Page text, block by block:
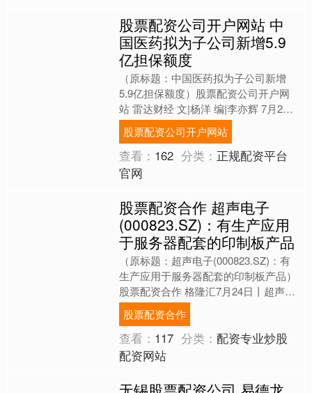
股票配资公司开户网站 中
国医药拟为子公司新增5.9
亿担保额度
（原标题：中国医药拟为子公司新增
5.9亿担保额度）股票配资公司开户网
站 雷达财经 文|杨洋 编|李亦辉 7月23
日，中国医药（证券代码：600056）
发布公告称....
股票配资公司开户网站
查看： 162 分类： 正规配资平台
官网
股票配资合作 超声电子
(000823.SZ)：有生产应用
于服务器配套的印制板产品
（原标题：超声电子(000823.SZ)：有
生产应用于服务器配套的印制板产品）
股票配资合作 格隆汇7月24日丨超声电
子(000823.SZ)于投资者互动平台表
示....
股票配资合作
查看： 117 分类：配资专业炒股
配资网站